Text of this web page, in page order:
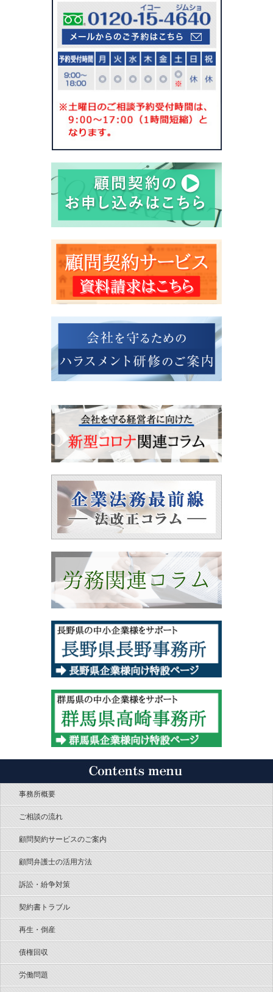
事務所概要
ご相談の流れ
顧問契約サービスのご案内
顧問弁護士の活用方法
訴訟・紛争対策
契約書トラブル
再生・倒産
債権回収
労働問題